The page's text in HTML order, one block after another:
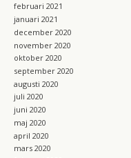
februari 2021
januari 2021
december 2020
november 2020
oktober 2020
september 2020
augusti 2020
juli 2020
juni 2020
maj 2020
april 2020
mars 2020